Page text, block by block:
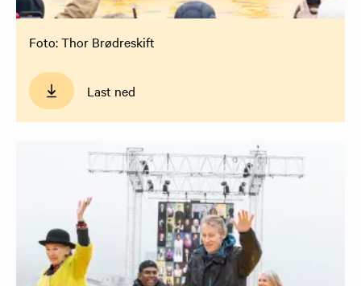
Foto: Thor Brødreskift
Last ned